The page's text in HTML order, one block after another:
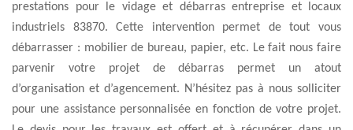
prestations pour le vidage et débarras entreprise et locaux
industriels 83870. Cette intervention permet de tout vous
débarrasser : mobilier de bureau, papier, etc. Le fait nous faire
parvenir votre projet de débarras permet un atout
d’organisation et d’agencement. N’hésitez pas à nous solliciter
pour une assistance personnalisée en fonction de votre projet.